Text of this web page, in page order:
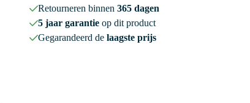
Retourneren binnen 365 dagen
5 jaar garantieop dit product
Gegarandeerd de laagste prijs